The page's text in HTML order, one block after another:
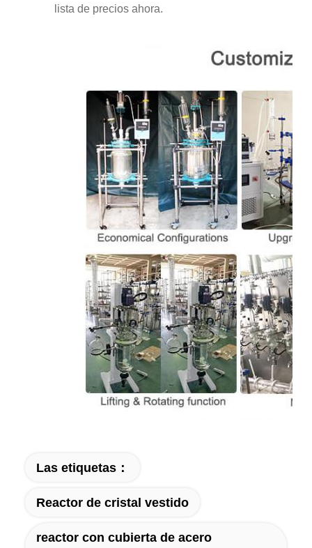
lista de precios ahora.
Las etiquetas：
Reactor de cristal vestido
reactor con cubierta de acero